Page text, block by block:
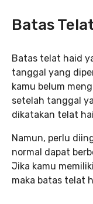
Batas
Batas telat haid
tanggal yang
kamu belum
setelah tanggal
dikatakan telat
Namun, perlu
normal dapat
Jika kamu
maka batas telat